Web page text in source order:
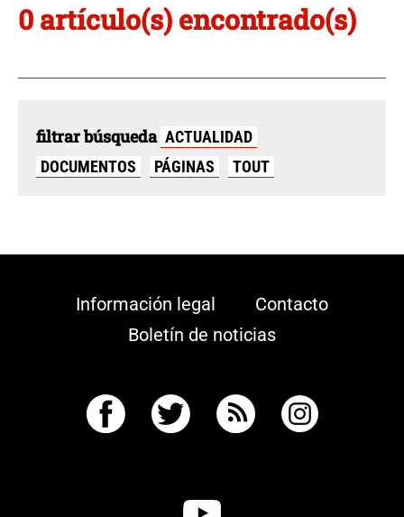
0 artículo(s) encontrado(s)
filtrar búsqueda ACTUALIDAD
DOCUMENTOS
PÁGINAS TOUT
Información legal
Contacto
Boletín de noticias